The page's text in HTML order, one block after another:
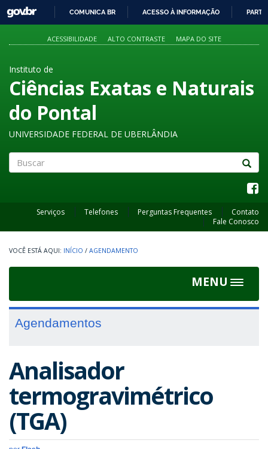
PARA
O
GOVBR
COMUNICA BR ACESSO À INFORMAÇÃO
ACESSIBILIDADE ALTO CONTRASTE MAPA DO SITE
Instituto de
Ciências Exatas e Naturais
do Pontal
UNIVERSIDADE FEDERAL DE UBERLÂNDIA
Serviços Telefones Perguntas Frequentes
Contato
Fale Conosco
INÍCIO / AGENDAMENTO
MENU
Toggle
Agendamentos
Analisador
termogravimétrico
(TGA)